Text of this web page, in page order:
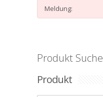
Meldung:
Produkt Suche
Produkt